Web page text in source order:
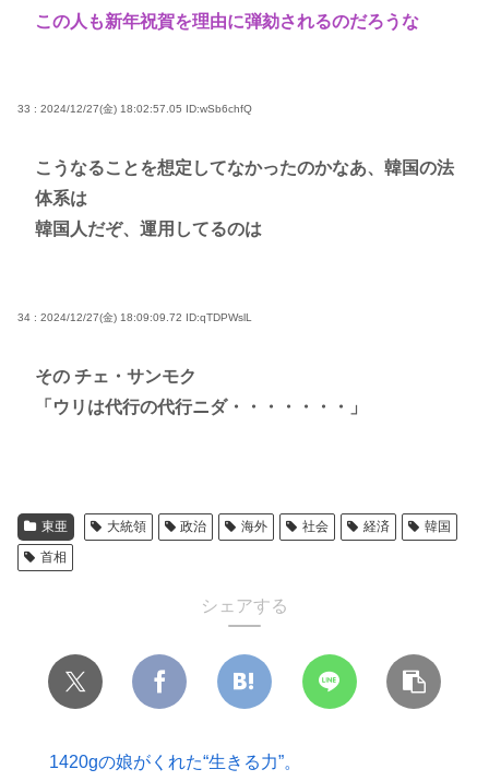
この人も新年祝賀を理由に弾劾されるのだろうな
33 : 2024/12/27(金) 18:02:57.05 ID:wSb6chfQ
こうなることを想定してなかったのかなあ、韓国の法
体系は
韓国人だぞ、運用してるのは
34 : 2024/12/27(金) 18:09:09.72 ID:qTDPWslL
その チェ・サンモク
「ウリは代行の代行ニダ・・・・・・・」
東亜 大統領 政治 海外 社会 経済
韓国
首相
シェアする
1420gの娘がくれた“生きる力”。